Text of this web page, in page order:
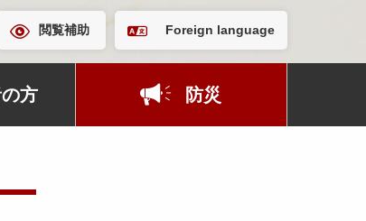
閲覧補助 Foreign language
方 防災